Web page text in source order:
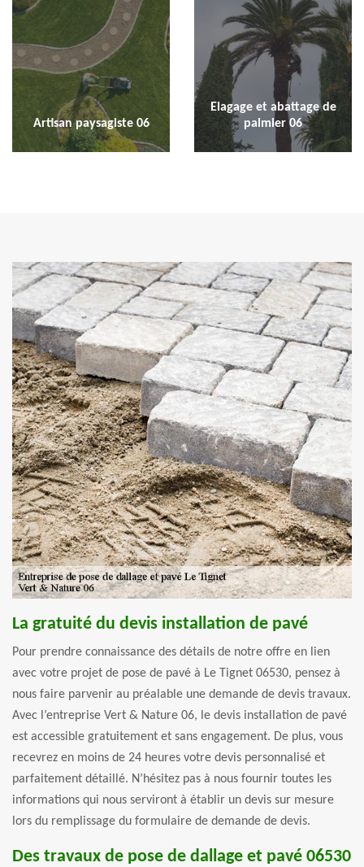
Artisan paysagiste 06
Elagage et abattage de
palmier 06
La gratuité du devis installation de pavé
Pour prendre connaissance des détails de notre offre en lien
avec votre projet de pose de pavé à Le Tignet 06530, pensez à
nous faire parvenir au préalable une demande de devis travaux.
Avec l’entreprise Vert & Nature 06, le devis installation de pavé
est accessible gratuitement et sans engagement. De plus, vous
recevrez en moins de 24 heures votre devis personnalisé et
parfaitement détaillé. N’hésitez pas à nous fournir toutes les
informations qui nous serviront à établir un devis sur mesure
lors du remplissage du formulaire de demande de devis.
Des travaux de pose de dallage et pavé 06530